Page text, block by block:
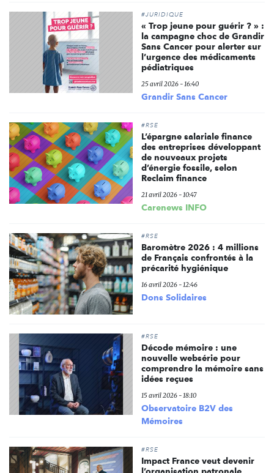
#JURIDIQUE
« Trop jeune pour guérir ? » :
la campagne choc de Grandir
Sans Cancer pour alerter sur
l’urgence des médicaments
pédiatriques
25 avril 2026 - 16:40
Grandir Sans Cancer
#RSE
L’épargne salariale finance
des entreprises développant
de nouveaux projets
d’énergie fossile, selon
Reclaim finance
21 avril 2026 - 10:47
Carenews INFO
#RSE
Baromètre 2026 : 4 millions
de Français confrontés à la
précarité hygiénique
16 avril 2026 - 12:46
Dons Solidaires
#RSE
Décode mémoire : une
nouvelle websérie pour
comprendre la mémoire sans
idées reçues
15 avril 2026 - 18:10
Observatoire B2V des
Mémoires
#RSE
Impact France veut devenir